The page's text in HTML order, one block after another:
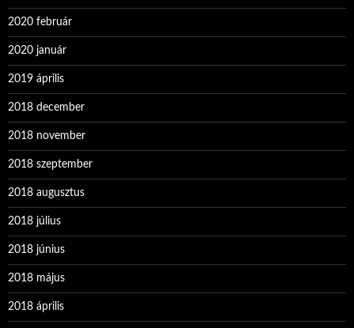
2020 február
2020 január
2019 április
2018 december
2018 november
2018 szeptember
2018 augusztus
2018 július
2018 június
2018 május
2018 április